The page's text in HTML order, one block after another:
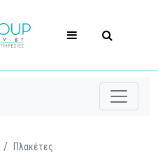
Πλακέτες